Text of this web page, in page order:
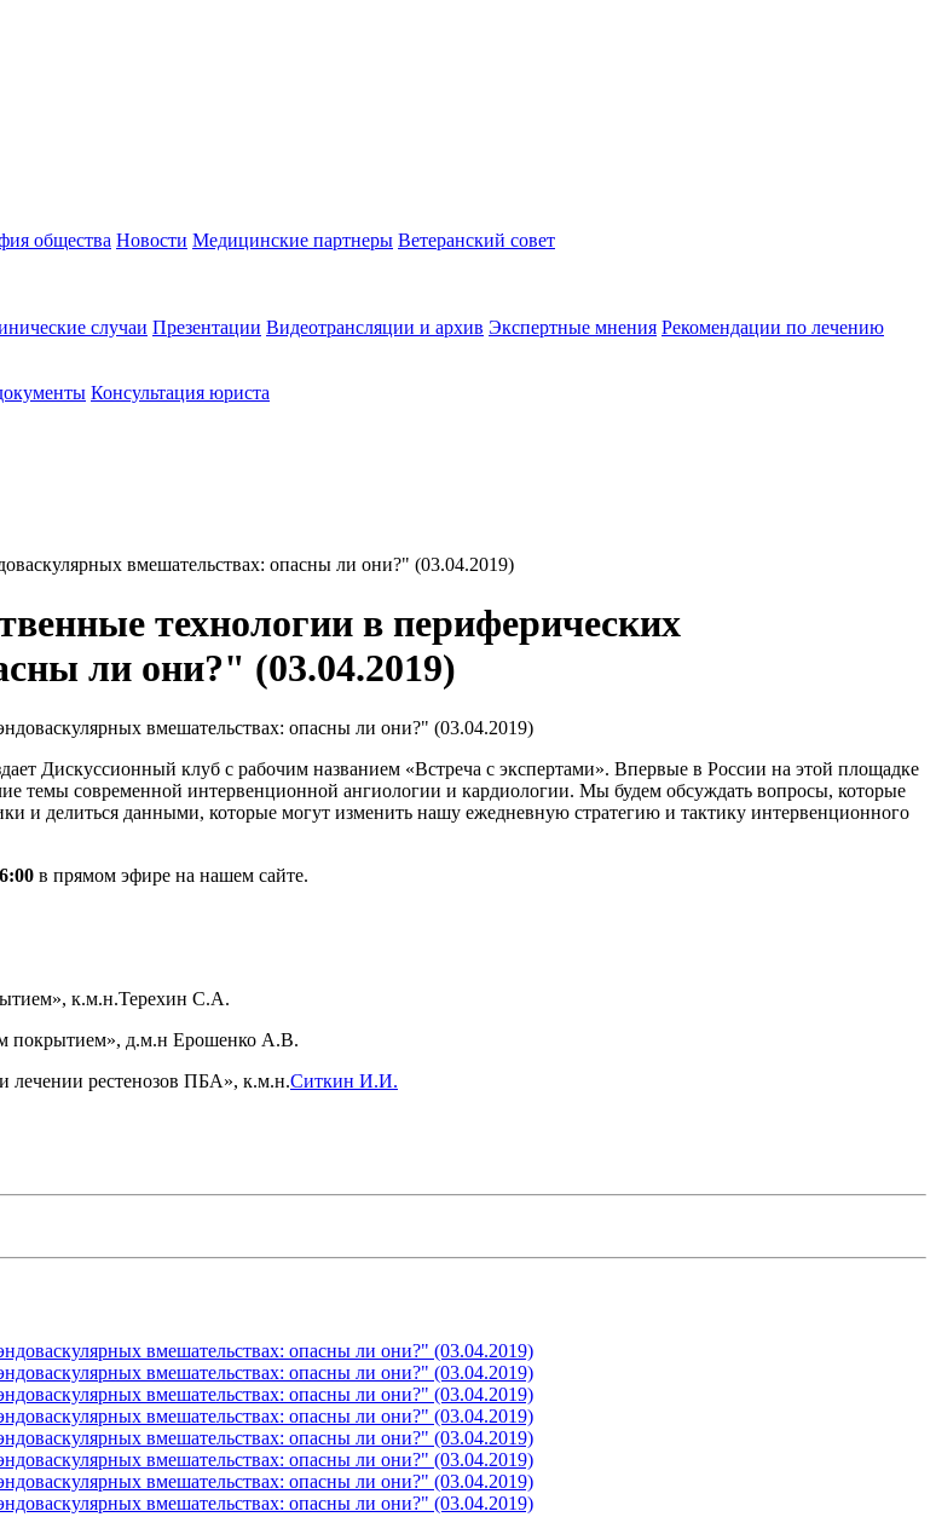
общества Новости Медицинские партнеры Ветеранский совет
случаи Презентации Видеотрансляции и архив Экспертные мнения Рекомендации по лечению
Консультация юриста
вмешательствах: опасны ли они?" (03.04.2019)
технологии в периферических
ли они?" (03.04.2019)
Дискуссионный клуб с рабочим названием «Встреча с экспертами». Впервые в России на этой площадке
темы современной интервенционной ангиологии и кардиологии. Мы будем обсуждать вопросы, которые
и делиться данными, которые могут изменить нашу ежедневную стратегию и тактику интервенционного
в прямом эфире на нашем сайте.
к.м.н.Терехин С.А.
покрытием», д.м.н Ерошенко А.В.
лечении рестенозов ПБА», к.м.н.Ситкин И.И.